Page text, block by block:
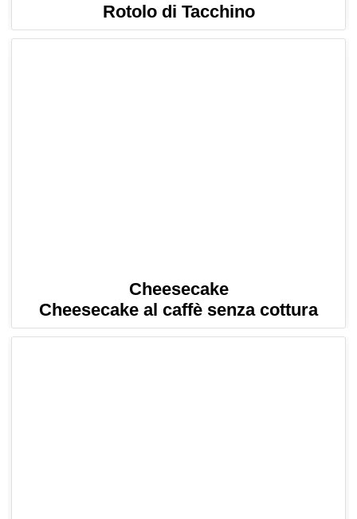
Rotolo di Tacchino
Cheesecake
Cheesecake al caffè senza cottura